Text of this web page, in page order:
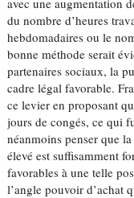
avec une augmentation
du nombre d’heures
hebdomadaires ou le
bonne méthode serait
partenaires sociaux, la
cadre légal favorable.
ce levier en proposant
jours de congés, ce qui
néanmoins penser que
élevé est suffisamment
favorables à une telle
l’angle pouvoir d’achat